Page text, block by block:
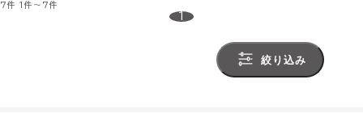
7件 1件～7件
1
絞り込み